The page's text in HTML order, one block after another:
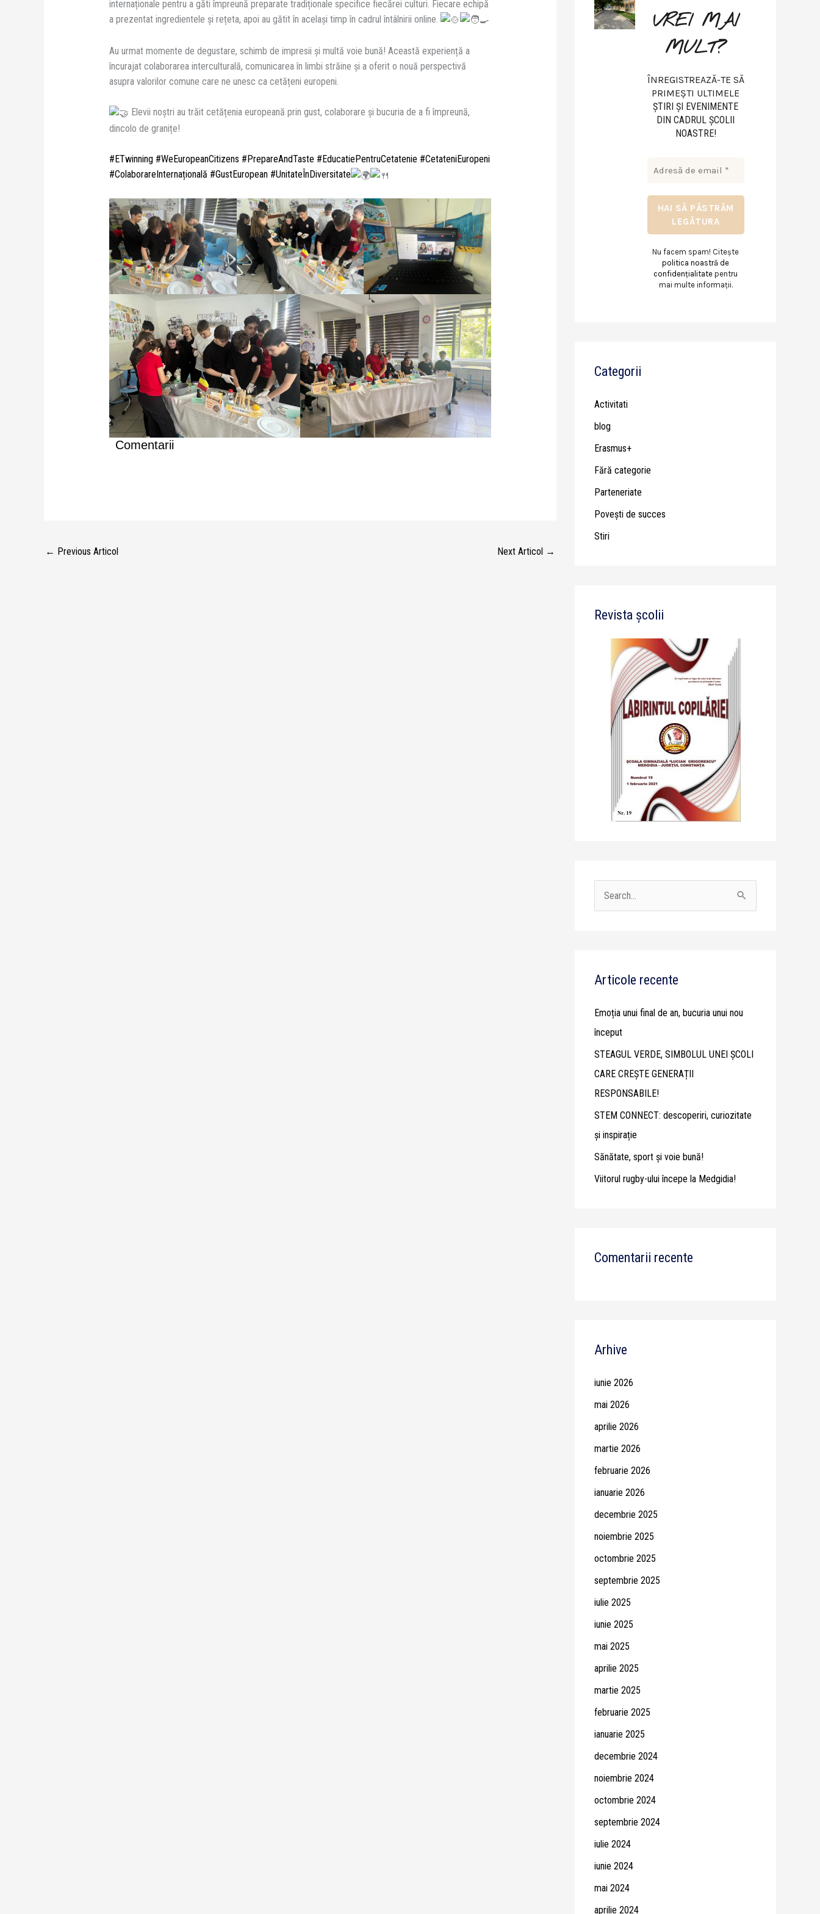
internaționale pentru a găti împreună preparate tradiționale specifice fiecărei culturi. Fiecare echipă
a prezentat ingredientele și rețeta, apoi au gătit în același timp în cadrul întâlnirii online.
Au urmat momente de degustare, schimb de impresii și multă voie bună! Această experiență a
încurajat colaborarea interculturală, comunicarea în limbi străine și a oferit o nouă perspectivă
asupra valorilor comune care ne unesc ca cetățeni europeni.
Elevii noștri au trăit cetățenia europeană prin gust, colaborare și bucuria de a fi împreună,
dincolo de granițe!
#ETwinning#WeEuropeanCitizens #PrepareAndTaste #EducatiePentruCetatenie #CetateniEuropeni
#ColaborareInternațională #GustEuropean#UnitateÎnDiversitate
Comentarii
← Previous Articol Next Articol →
VREI MAI
MULT?
ÎNREGISTREAZĂ-TE SĂ
PRIMEȘTI ULTIMELE
ŞTIRI ŞI EVENIMENTE
DIN CADRUL ŞCOLII
NOASTRE!
Nu facem spam! Citește
politica noastră de
confidențialitate pentru
mai multe informații.
Categorii
Activitati
blog
Erasmus+
Fără categorie
Parteneriate
Poveşti de succes
Stiri
Revista școlii
c
f
o
r
:
Articole recente
Emoția unui final de an, bucuria unui nou
început
STEAGUL VERDE, SIMBOLUL UNEI ȘCOLI
CARE CREȘTE GENERAȚII
RESPONSABILE!
STEM CONNECT: descoperiri, curiozitate
și inspirație
Sănătate, sport și voie bună!
Viitorul rugby-ului începe la Medgidia!
Comentarii recente
Arhive
iunie 2026
mai 2026
aprilie 2026
martie 2026
februarie 2026
ianuarie 2026
decembrie 2025
noiembrie 2025
octombrie 2025
septembrie 2025
iulie 2025
iunie 2025
mai 2025
aprilie 2025
martie 2025
februarie 2025
ianuarie 2025
decembrie 2024
noiembrie 2024
octombrie 2024
septembrie 2024
iulie 2024
iunie 2024
mai 2024
aprilie 2024